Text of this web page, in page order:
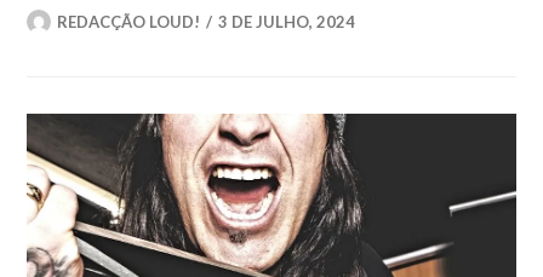
REDACÇÃO LOUD! 3 DE JULHO, 2024